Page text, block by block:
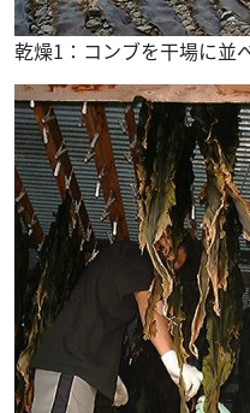
乾燥1：コンブを干場に並